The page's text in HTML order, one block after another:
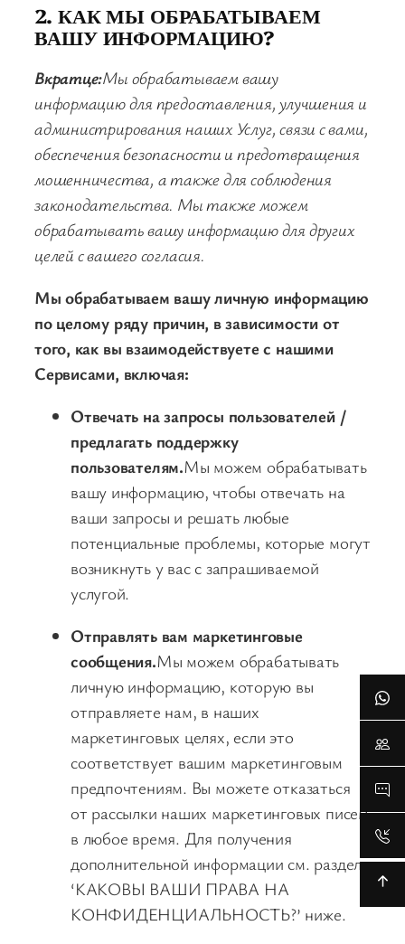
2. КАК МЫ ОБРАБАТЫВАЕМ
ВАШУ ИНФОРМАЦИЮ?
Вкратце:Мы обрабатываем вашу
информацию для предоставления, улучшения и
администрирования наших Услуг, связи с вами,
обеспечения безопасности и предотвращения
мошенничества, а также для соблюдения
законодательства. Мы также можем
обрабатывать вашу информацию для других
целей с вашего согласия.
Мы обрабатываем вашу личную информацию
по целому ряду причин, в зависимости от
того, как вы взаимодействуете с нашими
Сервисами, включая:
Отвечать на запросы пользователей /
предлагать поддержку
пользователям.Мы можем обрабатывать
вашу информацию, чтобы отвечать на
ваши запросы и решать любые
потенциальные проблемы, которые могут
возникнуть у вас с запрашиваемой
услугой.
Отправлять вам маркетинговые
сообщения.Мы можем обрабатывать
личную информацию, которую вы
отправляете нам, в наших
маркетинговых целях, если это
соответствует вашим маркетинговым
предпочтениям. Вы можете отказаться
от рассылки наших маркетинговых писем
в любое время. Для получения
дополнительной информации см. раздел
‘КАКОВЫ ВАШИ ПРАВА НА
КОНФИДЕНЦИАЛЬНОСТЬ?’ ниже.